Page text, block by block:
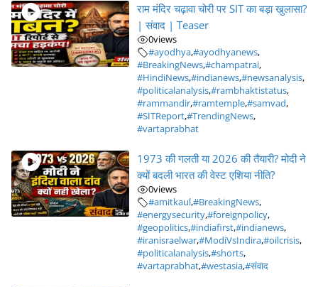
राम मंदिर चढ़ावा चोरी पर SIT का बड़ा खुलासा?
| संवाद | Teaser
0views
#ayodhya,#ayodhyanews,
#BreakingNews,#champatrai,
#HindiNews,#indianews,#newsanalysis,
#politicalanalysis,#rambhaktistatus,
#rammandir,#ramtemple,#samvad,
#SITReport,#TrendingNews,
#vartaprabhat
1973 की गलती या 2026 की तैयारी? मोदी ने
क्यों बदली भारत की वेस्ट एशिया नीति?
0views
#amitkaul,#BreakingNews,
#energysecurity,#foreignpolicy,
#geopolitics,#indiafirst,#indianews,
#iranisraelwar,#ModiVsIndira,#oilcrisis,
#politicalanalysis,#shorts,
#vartaprabhat,#westasia,#संवाद